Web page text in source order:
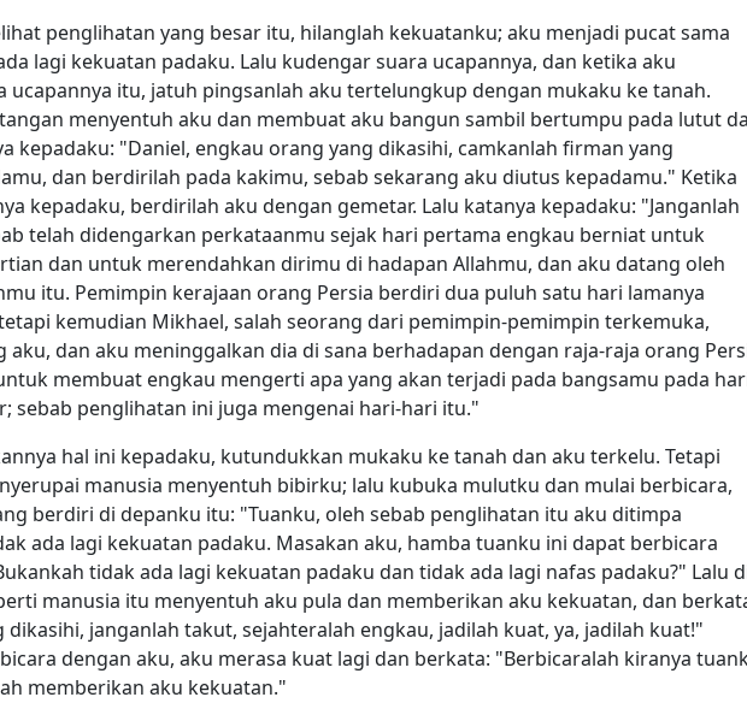
penglihatan yang besar itu, hilanglah kekuatanku; aku menjadi pucat sama
lagi kekuatan padaku. Lalu kudengar suara ucapannya, dan ketika aku
ucapannya itu, jatuh pingsanlah aku tertelungkup dengan mukaku ke tanah.
menyentuh aku dan membuat aku bangun sambil bertumpu pada lutut
kepadaku: "Daniel, engkau orang yang dikasihi, camkanlah firman yang
dan berdirilah pada kakimu, sebab sekarang aku diutus kepadamu." Ketika
kepadaku, berdirilah aku dengan gemetar. Lalu katanya kepadaku: "Janganlah
telah didengarkan perkataanmu sejak hari pertama engkau berniat untuk
dan untuk merendahkan dirimu di hadapan Allahmu, dan aku datang oleh
itu. Pemimpin kerajaan orang Persia berdiri dua puluh satu hari lamanya
kemudian Mikhael, salah seorang dari pemimpin-pemimpin terkemuka,
aku, dan aku meninggalkan dia di sana berhadapan dengan raja-raja orang
membuat engkau mengerti apa yang akan terjadi pada bangsamu pada
sebab penglihatan ini juga mengenai hari-hari itu."
hal ini kepadaku, kutundukkan mukaku ke tanah dan aku terkelu. Tetapi
manusia menyentuh bibirku; lalu kubuka mulutku dan mulai berbicara,
berdiri di depanku itu: "Tuanku, oleh sebab penglihatan itu aku ditimpa
ada lagi kekuatan padaku. Masakan aku, hamba tuanku ini dapat berbicara
tidak ada lagi kekuatan padaku dan tidak ada lagi nafas padaku?" Lalu
manusia itu menyentuh aku pula dan memberikan aku kekuatan, dan
dikasihi, janganlah takut, sejahteralah engkau, jadilah kuat, ya, jadilah kuat!"
dengan aku, aku merasa kuat lagi dan berkata: "Berbicaralah kiranya
memberikan aku kekuatan."